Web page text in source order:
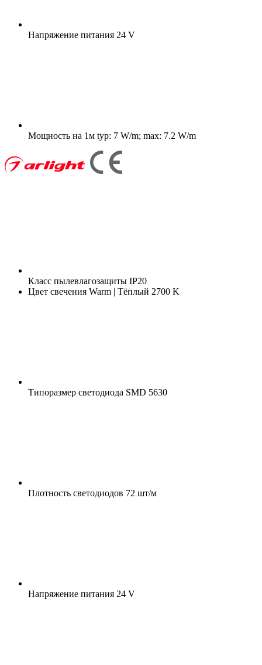
Напряжение питания 24 V
Мощность на 1м typ: 7 W/m; max: 7.2 W/m
Класс пылевлагозащиты IP20
Цвет свечения Warm | Тёплый 2700 K
Типоразмер светодиода SMD 5630
Плотность светодиодов 72 шт/м
Напряжение питания 24 V